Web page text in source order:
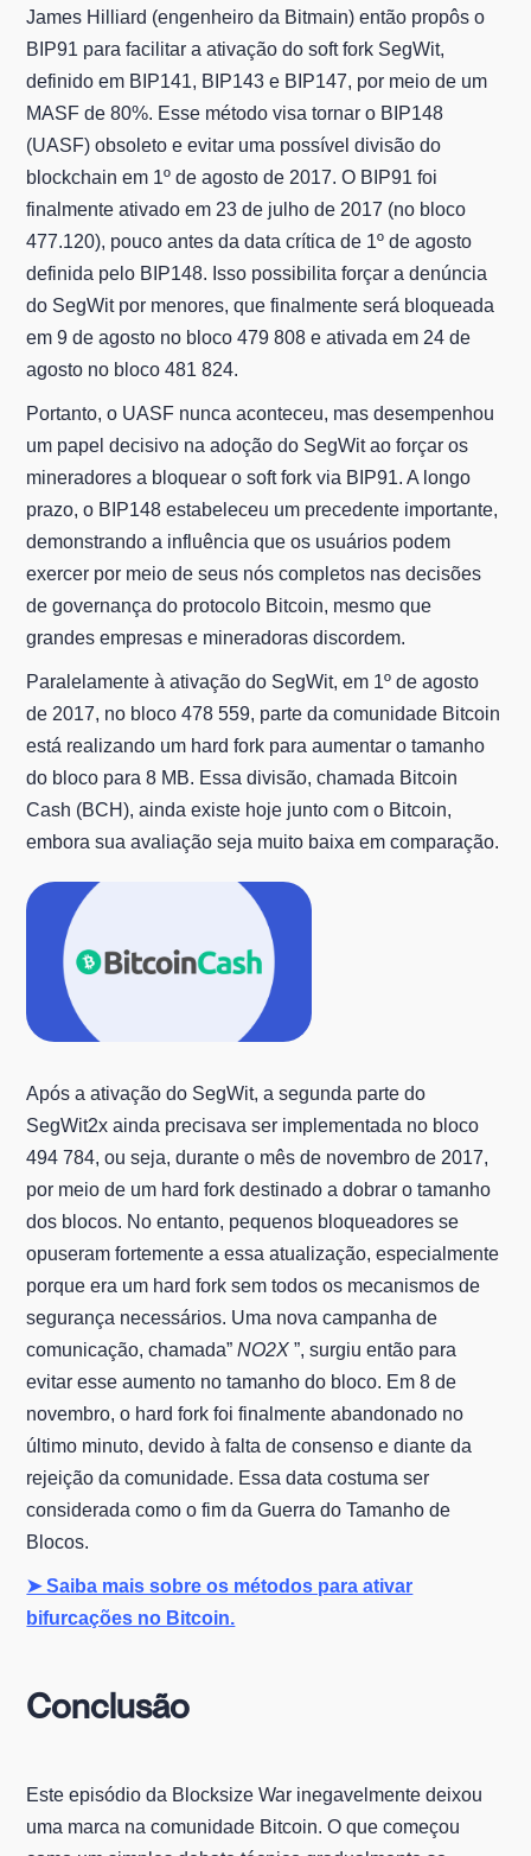
James Hilliard (engenheiro da Bitmain) então propôs o
BIP91 para facilitar a ativação do soft fork SegWit,
definido em BIP141, BIP143 e BIP147, por meio de um
MASF de 80%. Esse método visa tornar o BIP148
(UASF) obsoleto e evitar uma possível divisão do
blockchain em 1º de agosto de 2017. O BIP91 foi
finalmente ativado em 23 de julho de 2017 (no bloco
477.120), pouco antes da data crítica de 1º de agosto
definida pelo BIP148. Isso possibilita forçar a denúncia
do SegWit por menores, que finalmente será bloqueada
em 9 de agosto no bloco 479 808 e ativada em 24 de
agosto no bloco 481 824.
Portanto, o UASF nunca aconteceu, mas desempenhou
um papel decisivo na adoção do SegWit ao forçar os
mineradores a bloquear o soft fork via BIP91. A longo
prazo, o BIP148 estabeleceu um precedente importante,
demonstrando a influência que os usuários podem
exercer por meio de seus nós completos nas decisões
de governança do protocolo Bitcoin, mesmo que
grandes empresas e mineradoras discordem.
Paralelamente à ativação do SegWit, em 1º de agosto
de 2017, no bloco 478 559, parte da comunidade Bitcoin
está realizando um hard fork para aumentar o tamanho
do bloco para 8 MB. Essa divisão, chamada Bitcoin
Cash (BCH), ainda existe hoje junto com o Bitcoin,
embora sua avaliação seja muito baixa em comparação.
Após a ativação do SegWit, a segunda parte do
SegWit2x ainda precisava ser implementada no bloco
494 784, ou seja, durante o mês de novembro de 2017,
por meio de um hard fork destinado a dobrar o tamanho
dos blocos. No entanto, pequenos bloqueadores se
opuseram fortemente a essa atualização, especialmente
porque era um hard fork sem todos os mecanismos de
segurança necessários. Uma nova campanha de
comunicação, chamada”NO2X”, surgiu então para
evitar esse aumento no tamanho do bloco. Em 8 de
novembro, o hard fork foi finalmente abandonado no
último minuto, devido à falta de consenso e diante da
rejeição da comunidade. Essa data costuma ser
considerada como o fim da Guerra do Tamanho de
Blocos.
➤ Saiba mais sobre os métodos para ativar
bifurcações no Bitcoin.
Conclusão
Este episódio da Blocksize War inegavelmente deixou
uma marca na comunidade Bitcoin. O que começou